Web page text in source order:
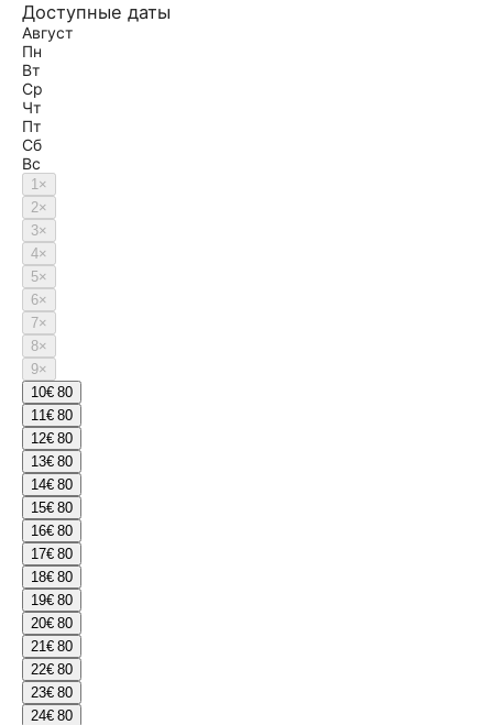
Доступные даты
Август
Пн
Вт
Ср
Чт
Пт
Сб
Вс
1×
2×
3×
4×
5×
6×
7×
8×
9×
10€ 80
11€ 80
12€ 80
13€ 80
14€ 80
15€ 80
16€ 80
17€ 80
18€ 80
19€ 80
20€ 80
21€ 80
22€ 80
23€ 80
24€ 80